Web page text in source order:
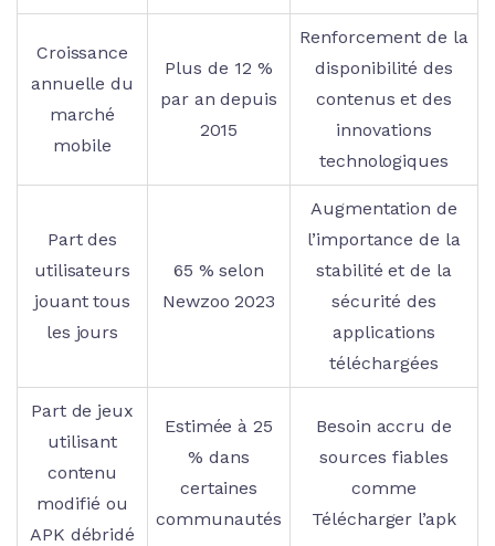
Croissance
annuelle du
marché
mobile
Plus de 12 %
par an depuis
2015
Renforcement de la
disponibilité des
contenus et des
innovations
technologiques
Part des
utilisateurs
jouant tous
les jours
65 % selon
Newzoo 2023
Augmentation de
l’importance de la
stabilité et de la
sécurité des
applications
téléchargées
Part de jeux
utilisant
contenu
modifié ou
APK débridé
Estimée à 25
% dans
certaines
communautés
Besoin accru de
sources fiables
comme
Télécharger l’apk